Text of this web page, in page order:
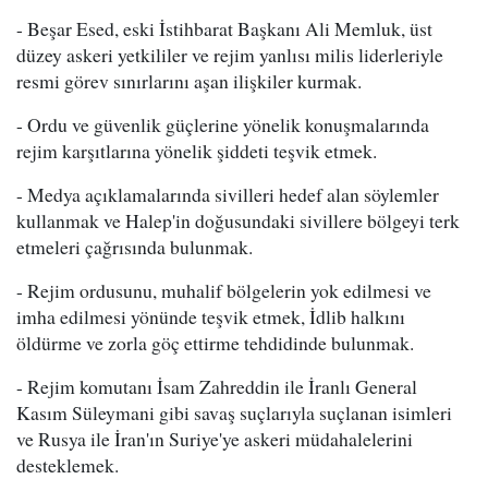
- Beşar Esed, eski İstihbarat Başkanı Ali Memluk, üst
düzey askeri yetkililer ve rejim yanlısı milis liderleriyle
resmi görev sınırlarını aşan ilişkiler kurmak.
- Ordu ve güvenlik güçlerine yönelik konuşmalarında
rejim karşıtlarına yönelik şiddeti teşvik etmek.
- Medya açıklamalarında sivilleri hedef alan söylemler
kullanmak ve Halep'in doğusundaki sivillere bölgeyi terk
etmeleri çağrısında bulunmak.
- Rejim ordusunu, muhalif bölgelerin yok edilmesi ve
imha edilmesi yönünde teşvik etmek, İdlib halkını
öldürme ve zorla göç ettirme tehdidinde bulunmak.
- Rejim komutanı İsam Zahreddin ile İranlı General
Kasım Süleymani gibi savaş suçlarıyla suçlanan isimleri
ve Rusya ile İran'ın Suriye'ye askeri müdahalelerini
desteklemek.